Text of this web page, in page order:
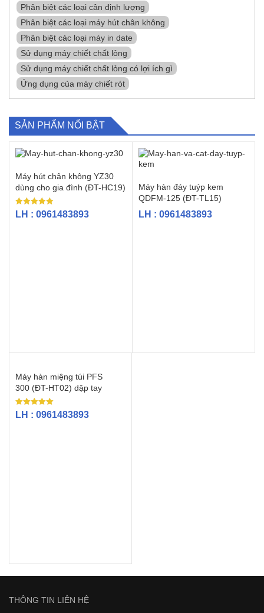
Phân biệt các loại cân định lượng
Phân biệt các loại máy hút chân không
Phân biệt các loại máy in date
Sử dụng máy chiết chất lỏng
Sử dụng máy chiết chất lỏng có lợi ích gì
Ứng dụng của máy chiết rót
SẢN PHẨM NỔI BẬT
Máy hút chân không YZ30
dùng cho gia đình (ĐT-HC19)
Được xếp
hạng
LH : 0961483893
Máy hàn đáy tuýp kem
QDFM-125 (ĐT-TL15)
LH : 0961483893
Máy hàn miệng túi PFS
300 (ĐT-HT02) dập tay
Được xếp
hạng
LH : 0961483893
THÔNG TIN LIÊN HỆ